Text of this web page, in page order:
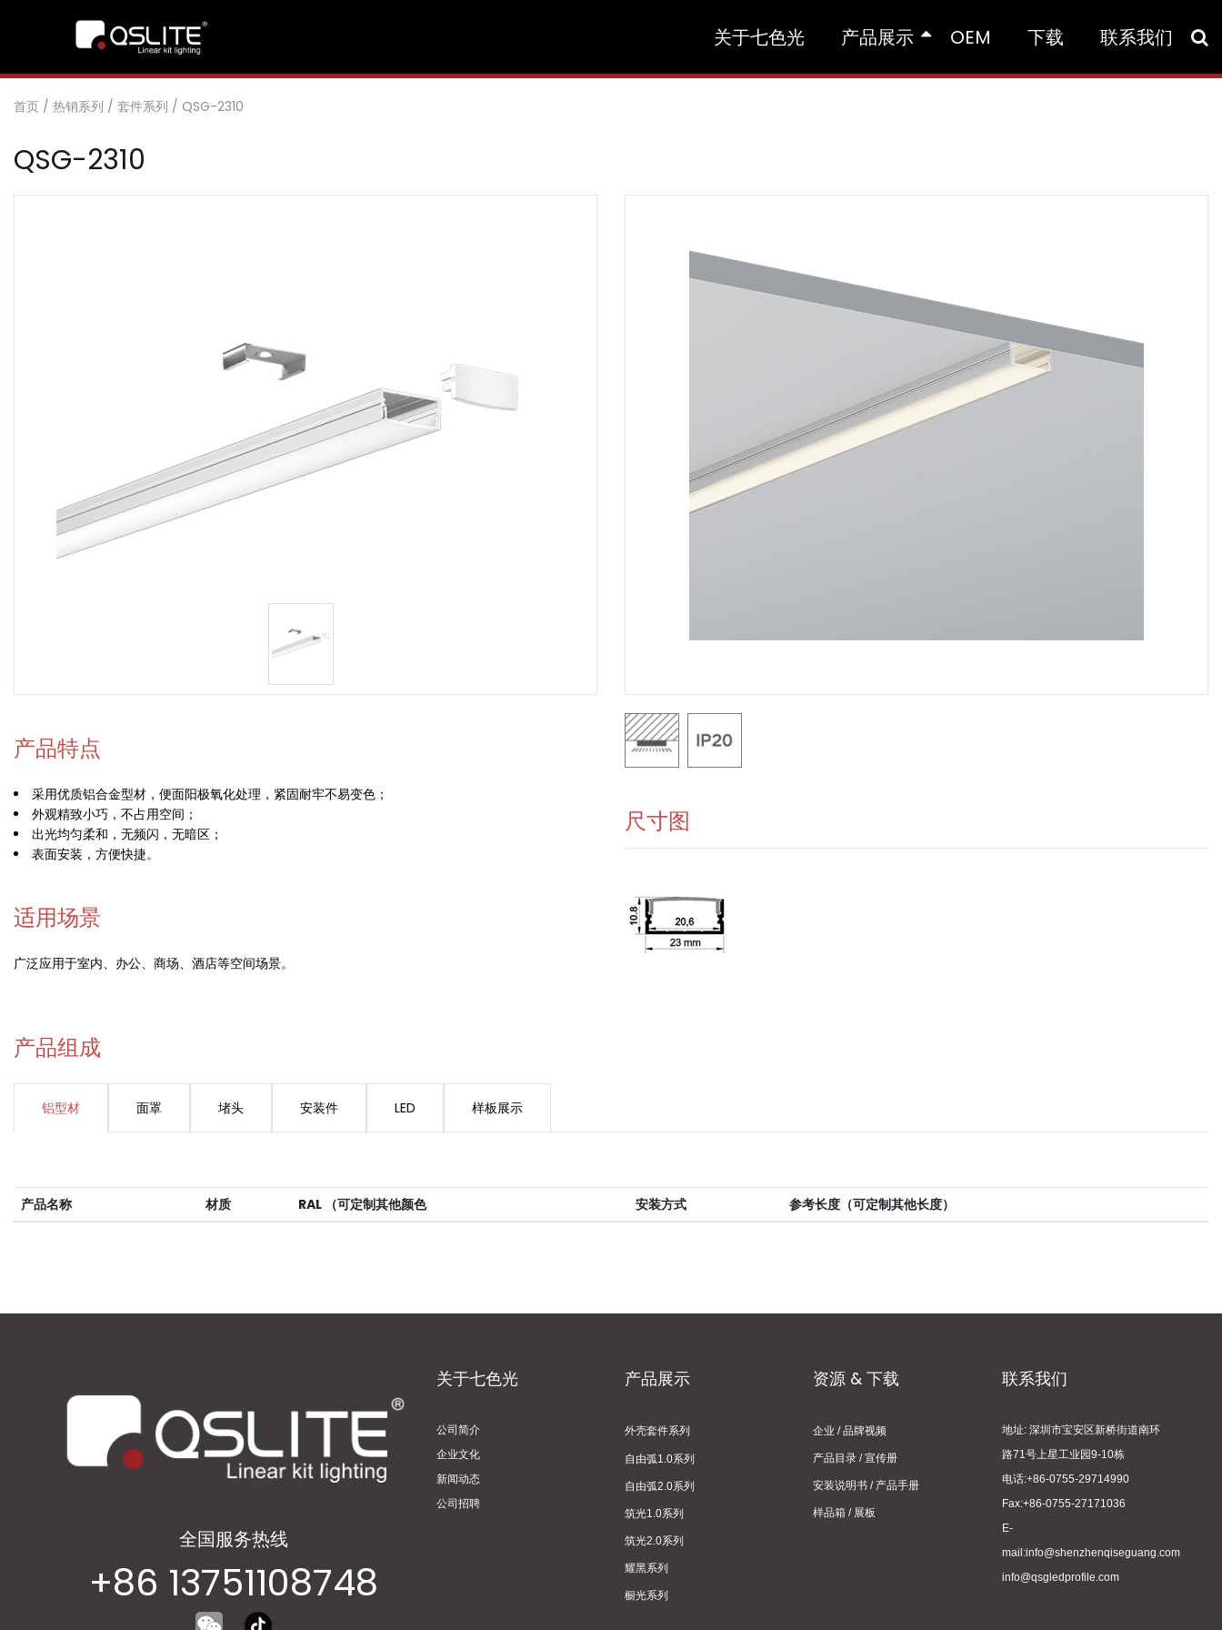
关于七色光 产品展示 OEM 下载 联系我们
首页 / 热销系列 / 套件系列 / QSG-2310
QSG-2310
产品特点
采用优质铝合金型材，便面阳极氧化处理，紧固耐牢不易变色；
外观精致小巧，不占用空间；
出光均匀柔和，无频闪，无暗区；
表面安装，方便快捷。
适用场景
广泛应用于室内、办公、商场、酒店等空间场景。
尺寸图
产品组成
铝型材 面罩 堵头 安装件 LED 样板展示
产品名称 材质 RAL （可定制其他颜色 安装方式 参考长度（可定制其他长度）
全国服务热线
+86 13751108748
关于七色光
公司简介
企业文化
新闻动态
公司招聘
产品展示
外壳套件系列
自由弧1.0系列
自由弧2.0系列
筑光1.0系列
筑光2.0系列
耀黑系列
橱光系列
资源 & 下载
企业 / 品牌视频
产品目录 / 宣传册
安装说明书 / 产品手册
样品箱 / 展板
联系我们
地址: 深圳市宝安区新桥街道南环
路71号上星工业园9-10栋
电话:+86-0755-29714990
Fax:+86-0755-27171036
E-
mail:info@shenzhenqiseguang.com
info@qsgledprofile.com